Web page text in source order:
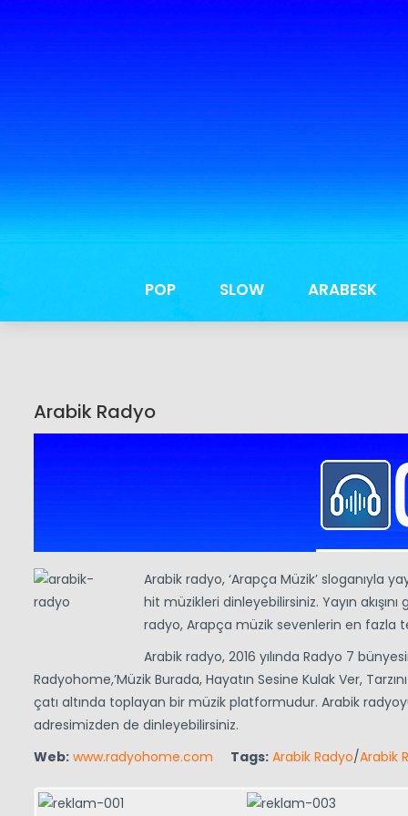
POP SLOW ARABESK
Arabik Radyo
Arabik radyo, ‘Arapça Müzik’ sloganıyla
hit müzikleri dinleyebilirsiniz. Yayın
radyo, Arapça müzik sevenlerin en fazla
Arabik radyo, 2016 yılında Radyo 7
Radyohome,’Müzik Burada, Hayatın Sesine Kulak Ver,
çatı altında toplayan bir müzik platformudur. Arabik
adresimizden de dinleyebilirsiniz.
Web: www.radyohome.com Tags: Arabik Radyo/Arabik